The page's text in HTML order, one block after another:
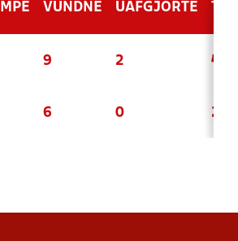
VUNDNE UAFGJORTE
9 2 4
6 0 2